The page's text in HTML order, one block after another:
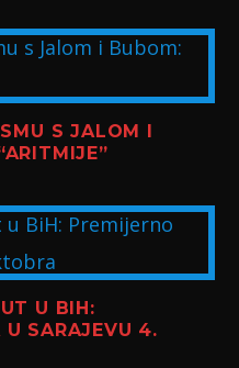
S JALOM I
U BIH:
U SARAJEVU 4.